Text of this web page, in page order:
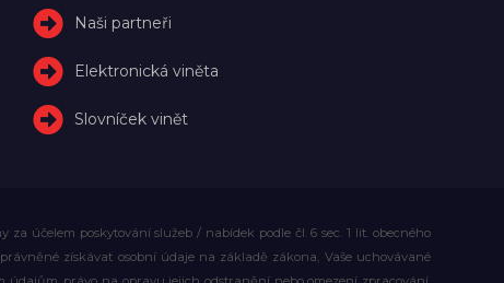
Naši partneři
Elektronická viněta
Slovníček vinět
účelem poskytování služeb / nabídek podle čl. 6 sec. 1 lit. obecného
získávat osobní údaje na základě zákona, Vaše uchovávané